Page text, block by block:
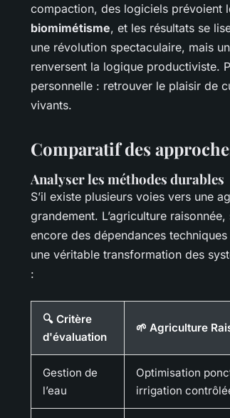
compaction, des logiciels prévoient
biomimétisme, et les résultats se
une révolution spectaculaire, mais
renversent la logique productiviste.
personnelle : retrouver le plaisir de
vivants.
Comparatif des
Analyser les méthodes durables
S’il existe plusieurs voies vers une
grandement. L’agriculture
encore des dépendances
une véritable transformation des
:
🔍 Critère
d'évaluation
🌱 Agriculture
Gestion de
l’eau
Optimisation
irrigation